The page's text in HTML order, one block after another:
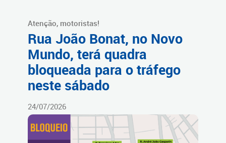
Atenção, motoristas!
Rua João Bonat, no Novo
Mundo, terá quadra
bloqueada para o tráfego
neste sábado
24/07/2026